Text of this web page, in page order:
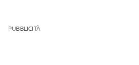
PUBBLICITÀ